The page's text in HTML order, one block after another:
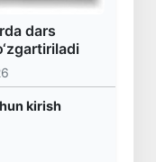
dars
kirish